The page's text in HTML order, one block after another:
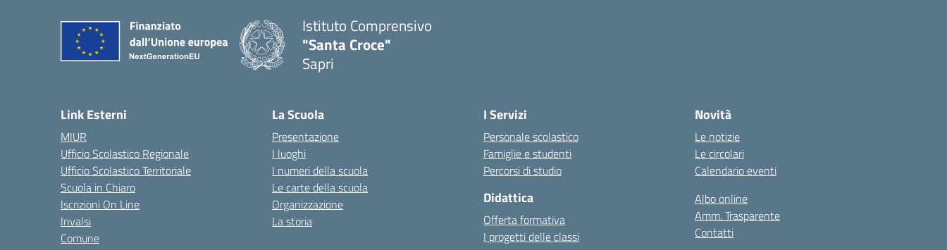
Istituto Comprensivo
"Santa Croce"
Sapri
Link Esterni
MIUR
Ufficio Scolastico Regionale
Ufficio Scolastico Territoriale
Scuola in Chiaro
Iscrizioni On Line
Invalsi
Comune
La Scuola
Presentazione
I luoghi
I numeri della scuola
Le carte della scuola
Organizzazione
La storia
I Servizi
Personale scolastico
Famiglie e studenti
Percorsi di studio
Didattica
Offerta formativa
I progetti delle classi
Novità
Le notizie
Le circolari
Calendario eventi
Albo online
Amm. Trasparente
Contatti